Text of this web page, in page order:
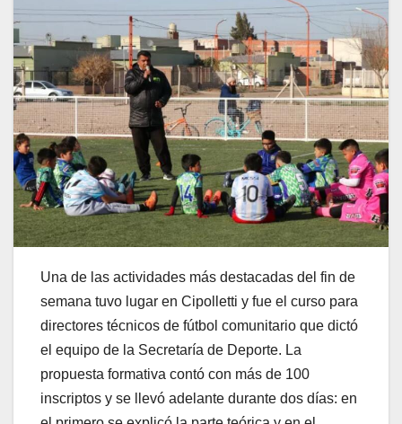
Una de las actividades más destacadas del fin de
semana tuvo lugar en Cipolletti y fue el curso para
directores técnicos de fútbol comunitario que dictó
el equipo de la Secretaría de Deporte. La
propuesta formativa contó con más de 100
inscriptos y se llevó adelante durante dos días: en